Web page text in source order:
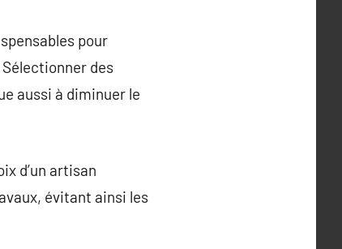
pour
des
aussi à diminuer le
d’un artisan
évitant ainsi les